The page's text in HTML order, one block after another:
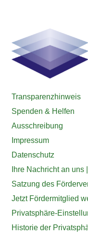
Transparenzhinweis
Spenden & Helfen
Ausschreibung
Impressum
Datenschutz
Ihre Nachricht an uns
Satzung des
Jetzt Fördermitglied
Privatsphäre-
Historie der